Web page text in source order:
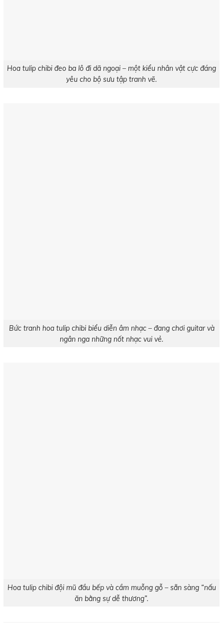
Hoa tulip chibi đeo ba lô đi dã ngoại – một kiểu nhân vật cực đáng
yêu cho bộ sưu tập tranh vẽ.
Bức tranh hoa tulip chibi biểu diễn âm nhạc – đang chơi guitar và
ngân nga những nốt nhạc vui vẻ.
Hoa tulip chibi đội mũ đầu bếp và cầm muỗng gỗ – sẵn sàng “nấu
ăn bằng sự dễ thương”.